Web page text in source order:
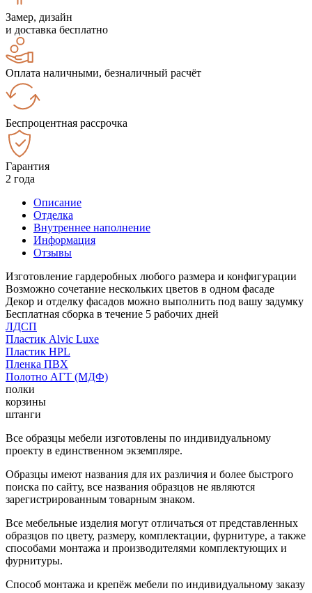
Замер, дизайн
и доставка бесплатно
Оплата наличными, безналичный расчёт
Беспроцентная рассрочка
Гарантия
2 года
Описание
Отделка
Внутреннее наполнение
Информация
Отзывы
Изготовление гардеробных любого размера и конфигурации
Возможно сочетание нескольких цветов в одном фасаде
Декор и отделку фасадов можно выполнить под вашу задумку
Бесплатная сборка в течение 5 рабочих дней
ЛДСП
Пластик Alvic Luxe
Пластик HPL
Пленка ПВХ
Полотно АГТ (МДФ)
полки
корзины
штанги
Все образцы мебели изготовлены по индивидуальному
проекту в единственном экземпляре.
Образцы имеют названия для их различия и более быстрого
поиска по сайту, все названия образцов не являются
зарегистрированным товарным знаком.
Все мебельные изделия могут отличаться от представленных
образцов по цвету, размеру, комплектации, фурнитуре, а также
способами монтажа и производителями комплектующих и
фурнитуры.
Способ монтажа и крепёж мебели по индивидуальному заказу